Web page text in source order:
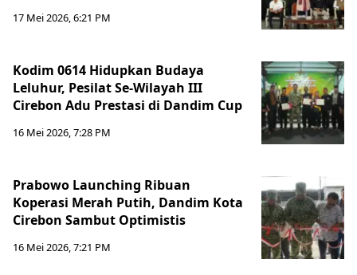
17 Mei 2026, 6:21 PM
Kodim 0614 Hidupkan Budaya
Leluhur, Pesilat Se-Wilayah III
Cirebon Adu Prestasi di Dandim Cup
16 Mei 2026, 7:28 PM
Prabowo Launching Ribuan
Koperasi Merah Putih, Dandim Kota
Cirebon Sambut Optimistis
16 Mei 2026, 7:21 PM